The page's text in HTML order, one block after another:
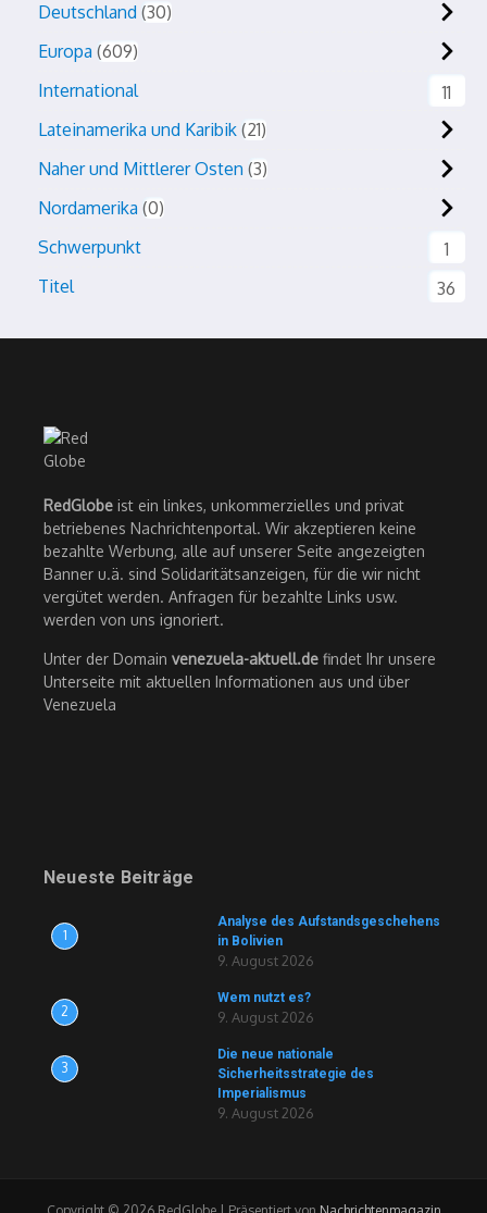
Deutschland 30
Europa 609
International
11
Lateinamerika und Karibik 21
Naher und Mittlerer Osten 3
Nordamerika 0
Schwerpunkt
1
Titel
36
RedGlobe ist ein linkes, unkommerzielles und privat
betriebenes Nachrichtenportal. Wir akzeptieren keine
bezahlte Werbung, alle auf unserer Seite angezeigten
Banner u.ä. sind Solidaritätsanzeigen, für die wir nicht
vergütet werden. Anfragen für bezahlte Links usw.
werden von uns ignoriert.
Unter der Domain venezuela-aktuell.de findet Ihr unsere
Unterseite mit aktuellen Informationen aus und über
Venezuela
Neueste Beiträge
1
Analyse des Aufstandsgeschehens
in Bolivien
9. August 2026
2
Wem nutzt es?
9. August 2026
3
Die neue nationale
Sicherheitsstrategie des
Imperialismus
9. August 2026